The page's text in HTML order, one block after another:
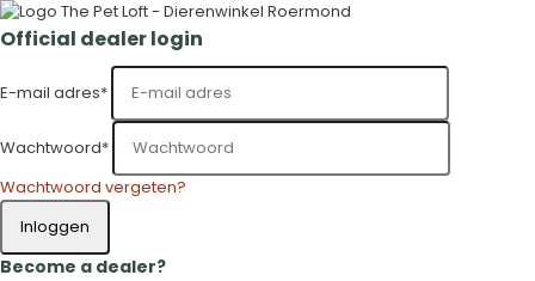
Official dealer login
E-mail adres*
Wachtwoord*
Wachtwoord vergeten?
Inloggen
Become a dealer?